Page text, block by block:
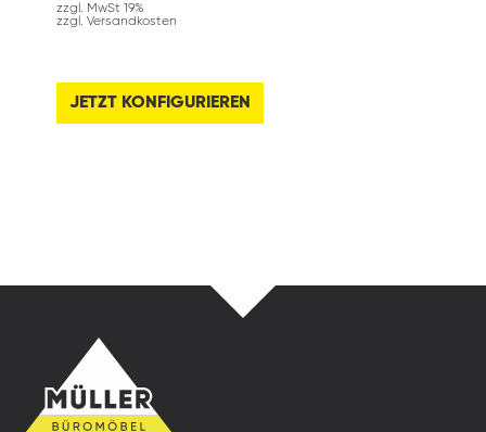
zzgl. MwSt 19%
zzgl. Versandkosten
JETZT KONFIGURIEREN